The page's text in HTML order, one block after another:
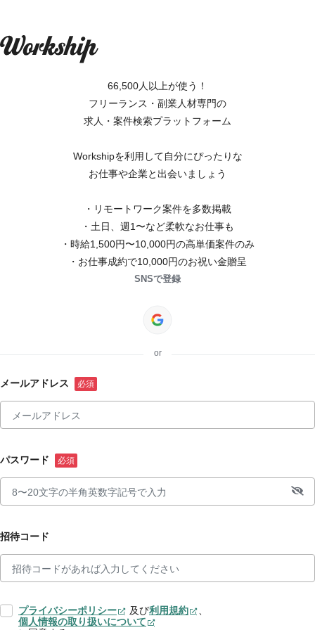
66,500人以上が使う！
フリーランス・副業人材専門の
求人・案件検索プラットフォーム
Workshipを利用して自分にぴったりな
お仕事や企業と出会いましょう
・リモートワーク案件を多数掲載
・土日、週1〜など柔軟なお仕事も
・時給1,500円〜10,000円の高単価案件のみ
・お仕事成約で10,000円のお祝い金贈呈
SNSで登録
or
メールアドレス
パスワード
招待コード
プライバシーポリシー 及び利用規約
、
個人情報の取り扱いについて